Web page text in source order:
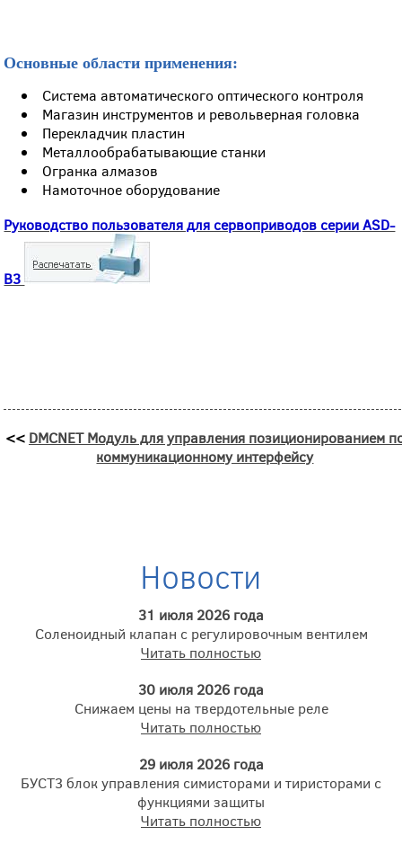
Основные области применения:
Система автоматического оптического контроля
Магазин инструментов и револьверная головка
Перекладчик пластин
Металлообрабатывающие станки
Огранка алмазов
Намоточное оборудование
Руководство пользователя для сервоприводов серии ASD-
B3
<< DMCNET Модуль для управления позиционированием
коммуникационному интерфейсу
Новости
31 июля 2026 года
Соленоидный клапан с регулировочным вентилем
Читать полностью
30 июля 2026 года
Снижаем цены на твердотельные реле
Читать полностью
29 июля 2026 года
БУСТ3 блок управления симисторами и тиристорами с
функциями защиты
Читать полностью